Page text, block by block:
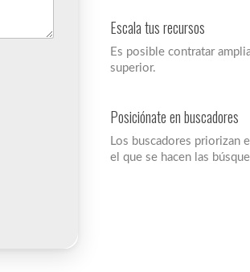
Escala tus recursos
Es posible contratar
superior.
Posiciónate en buscadores
Los buscadores priorizan
el que se hacen las